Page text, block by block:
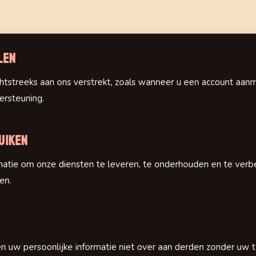
aan ons verstrekt, zoals wanneer u een account
om onze diensten te leveren, te onderhouden en te
uw persoonlijke informatie niet over aan derden zonder uw